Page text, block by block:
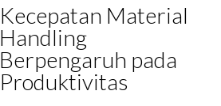
Kecepatan Material
Handling
Berpengaruh pada
Produktivitas